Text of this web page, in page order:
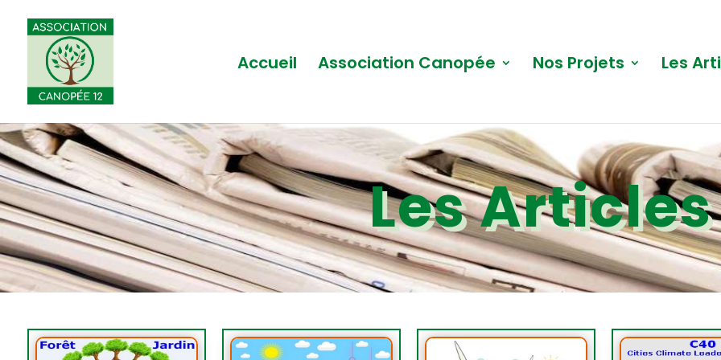
Accueil Association Canopée Nos Projets Les
Les Articles